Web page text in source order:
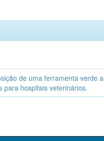
de uma ferramenta verde
para hospitais veterinários.